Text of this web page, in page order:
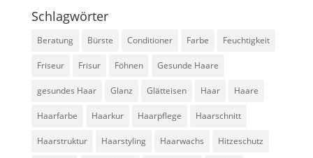
Schlagwörter
Beratung Bürste Conditioner Farbe Feuchtigkeit
Friseur Frisur Föhnen Gesunde Haare
gesundes Haar Glanz Glätteisen Haar Haare
Haarfarbe Haarkur Haarpflege Haarschnitt
Haarstruktur Haarstyling Haarwachs Hitzeschutz